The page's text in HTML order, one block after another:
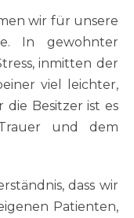
wir für unsere
In gewohnter
inmitten der
viel leichter,
die Besitzer ist es
und dem
dass wir
Patienten,